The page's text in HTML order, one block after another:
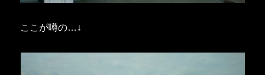
ここが噂の…↓